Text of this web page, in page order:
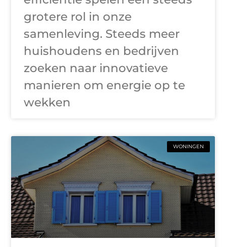
grotere rol in onze
samenleving. Steeds meer
huishoudens en bedrijven
zoeken naar innovatieve
manieren om energie op te
wekken
WONINGEN